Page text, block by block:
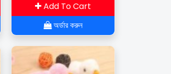
Add To Cart
অর্ডার করুন